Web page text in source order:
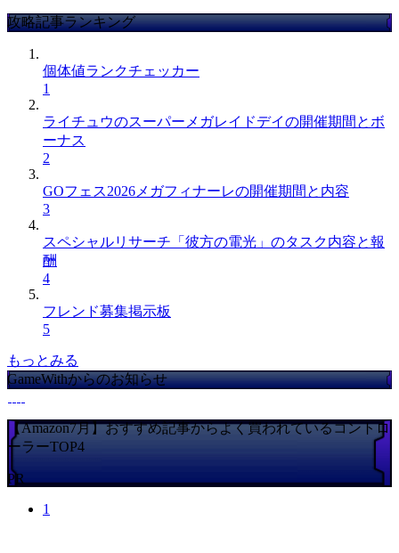
攻略記事ランキング
個体値ランクチェッカー
1
ライチュウのスーパーメガレイドデイの開催期間とボ
ーナス
2
GOフェス2026メガフィナーレの開催期間と内容
3
スペシャルリサーチ「彼方の電光」のタスク内容と報
酬
4
フレンド募集掲示板
5
もっとみる
GameWithからのお知らせ
【Amazon7月】おすすめ記事からよく買われているコントロ
ーラーTOP4
PR
1